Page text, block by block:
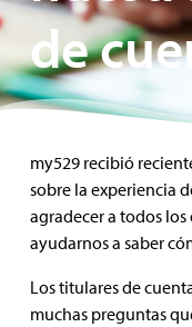
de
my529 recibió
sobre la experiencia
agradecer a todos
ayudarnos a saber
Los titulares de
muchas preguntas